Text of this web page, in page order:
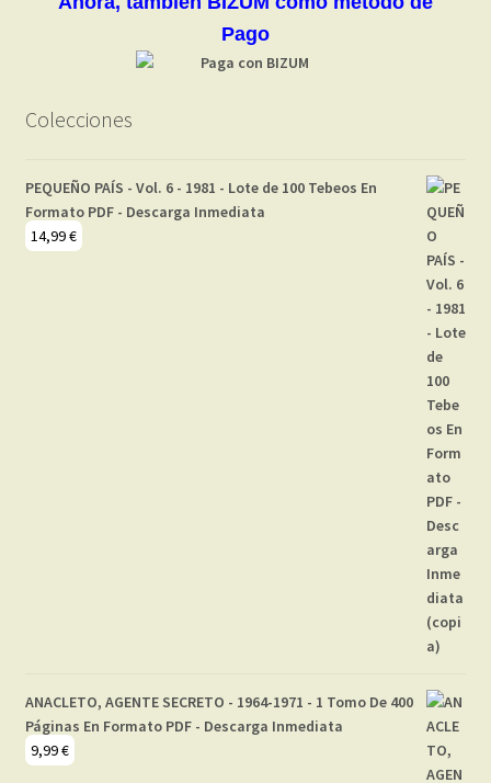
Pago
Colecciones
PEQUEÑO PAÍS - Vol. 6 - 1981 - Lote de 100 Tebeos En
Formato PDF - Descarga Inmediata
14,99€
ANACLETO, AGENTE SECRETO - 1964-1971 - 1 Tomo De 400
Páginas En Formato PDF - Descarga Inmediata
9,99€